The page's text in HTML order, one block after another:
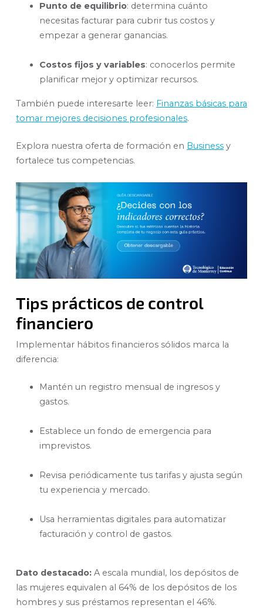
Punto de equilibrio: determina cuánto
necesitas facturar para cubrir tus costos y
empezar a generar ganancias.
Costos fijos y variables: conocerlos permite
planificar mejor y optimizar recursos.
También puede interesarte leer: Finanzas básicas para
tomar mejores decisiones profesionales.
Explora nuestra oferta de formación en Business y
fortalece tus competencias.
Tips prácticos de control
financiero
Implementar hábitos financieros sólidos marca la
diferencia:
Mantén un registro mensual de ingresos y
gastos.
Establece un fondo de emergencia para
imprevistos.
Revisa periódicamente tus tarifas y ajusta según
tu experiencia y mercado.
Usa herramientas digitales para automatizar
facturación y control de gastos.
Dato destacado: A escala mundial, los depósitos de
las mujeres equivalen al 64% de los depósitos de los
hombres y sus préstamos representan el 46%.